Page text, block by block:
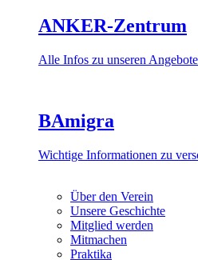
ANKER-Zentrum
Alle Infos zu unseren
BAmigra
Wichtige Informationen zu
Über den Verein
Unsere Geschichte
Mitglied werden
Mitmachen
Praktika